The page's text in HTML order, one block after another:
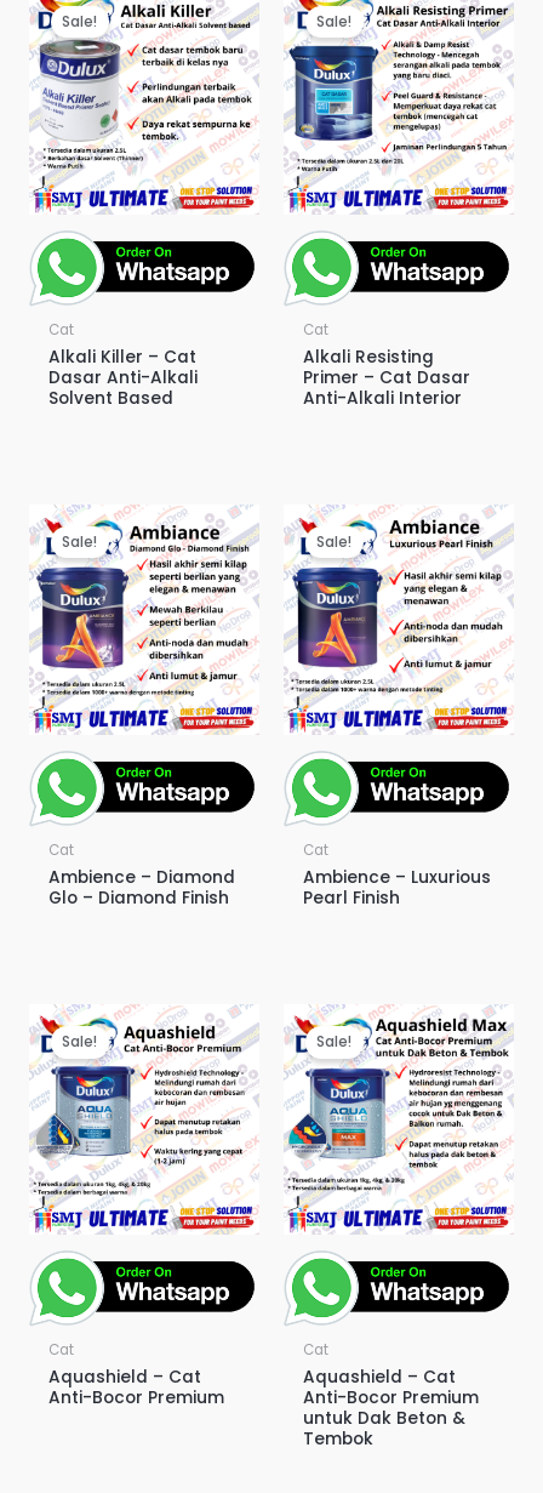
Sale!
Cat
Alkali Killer – Cat
Dasar Anti-Alkali
Solvent Based
Sale!
Cat
Alkali Resisting
Primer – Cat Dasar
Anti-Alkali Interior
Sale!
Cat
Ambience – Diamond
Glo – Diamond Finish
Sale!
Cat
Ambience – Luxurious
Pearl Finish
Sale!
Cat
Aquashield – Cat
Anti-Bocor Premium
Sale!
Cat
Aquashield – Cat
Anti-Bocor Premium
untuk Dak Beton &
Tembok